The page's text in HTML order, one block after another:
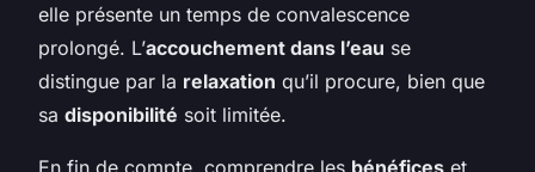
elle présente un temps de convalescence
prolongé. L’accouchement dans l’eau se
distingue par la relaxation qu’il procure, bien que
sa disponibilité soit limitée.
En fin de compte, comprendre les bénéfices et